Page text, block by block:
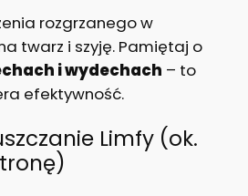
rozgrzanego w
twarz i szyję. Pamiętaj o
i wydechach – to
efektywność.
Limfy (ok.